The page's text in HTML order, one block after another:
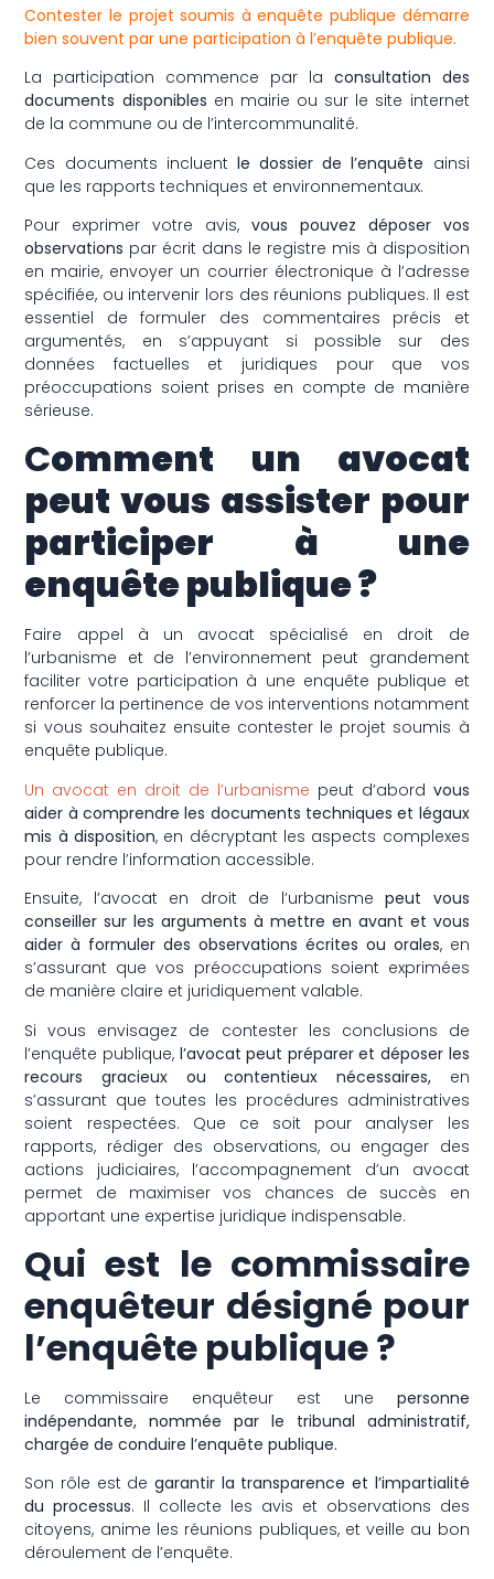
Contester le projet soumis à enquête publique démarre
bien souvent par une participation à l’enquête publique.
La participation commence par la consultation des
documents disponibles en mairie ou sur le site internet
de la commune ou de l’intercommunalité.
Ces documents incluent le dossier de l’enquête ainsi
que les rapports techniques et environnementaux.
Pour exprimer votre avis, vous pouvez déposer vos
observations par écrit dans le registre mis à disposition
en mairie, envoyer un courrier électronique à l’adresse
spécifiée, ou intervenir lors des réunions publiques. Il est
essentiel de formuler des commentaires précis et
argumentés, en s’appuyant si possible sur des
données factuelles et juridiques pour que vos
préoccupations soient prises en compte de manière
sérieuse.
Comment un avocat
peut vous assister pour
participer à une
enquête publique ?
Faire appel à un avocat spécialisé en droit de
l’urbanisme et de l’environnement peut grandement
faciliter votre participation à une enquête publique et
renforcer la pertinence de vos interventions notamment
si vous souhaitez ensuite contester le projet soumis à
enquête publique.
Un avocat en droit de l’urbanisme peut d’abord vous
aider à comprendre les documents techniques et légaux
mis à disposition, en décryptant les aspects complexes
pour rendre l’information accessible.
Ensuite, l’avocat en droit de l’urbanismepeut vous
conseiller sur les arguments à mettre en avant et vous
aider à formuler des observations écrites ou orales, en
s’assurant que vos préoccupations soient exprimées
de manière claire et juridiquement valable.
Si vous envisagez de contester les conclusions de
l’enquête publique, l’avocat peut préparer et déposer les
recours gracieux ou contentieux nécessaires,en
s’assurant que toutes les procédures administratives
soient respectées. Que ce soit pour analyser les
rapports, rédiger des observations, ou engager des
actions judiciaires, l’accompagnement d’un avocat
permet de maximiser vos chances de succès en
apportant une expertise juridique indispensable.
Qui est le commissaire
enquêteur désigné pour
l’enquête publique ?
Le commissaire enquêteur est une personne
indépendante, nommée par le tribunal administratif,
chargée de conduire l’enquête publique.
Son rôle est de garantir la transparence et l’impartialité
du processus. Il collecte les avis et observations des
citoyens, anime les réunions publiques, et veille au bon
déroulement de l’enquête.